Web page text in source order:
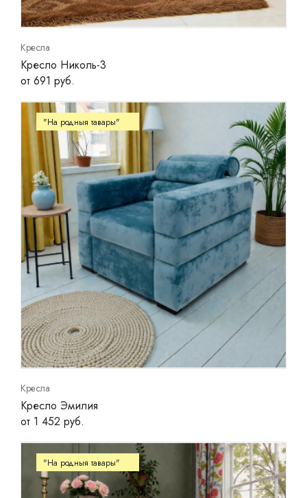
Кресла
Кресло Николь-3
от 691 руб.
Кресла
Кресло Эмилия
от 1 452 руб.
"На родныя тавары"
"На родныя тавары"